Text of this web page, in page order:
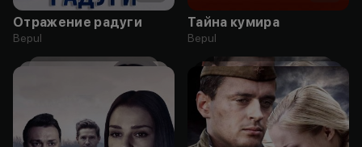
Отражение радуги
Bepul
Тайна кумира
Bepul